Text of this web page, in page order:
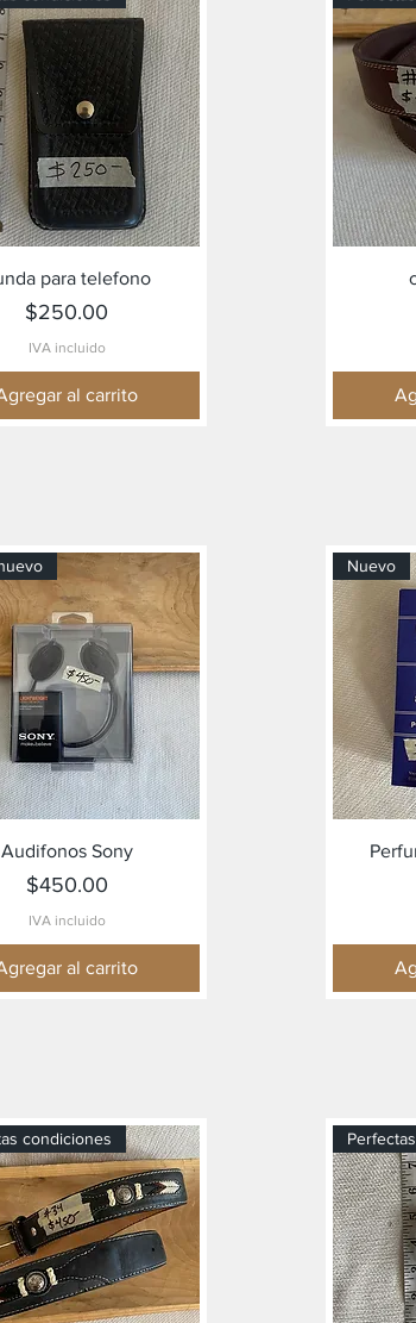
Vista rápida
para telefono
Precio
$250.00
IVA incluido
al carrito
Vista rápida
Audifonos Sony
Precio
$450.00
IVA incluido
al carrito
Nuevo
condiciones